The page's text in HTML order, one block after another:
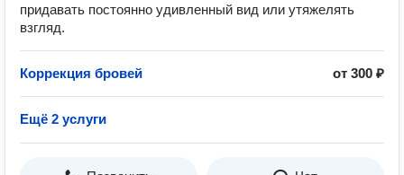
придавать постоянно удивленный вид или утяжелять
взгляд.
Коррекция бровей от 300 ₽
Ещё 2 услуги